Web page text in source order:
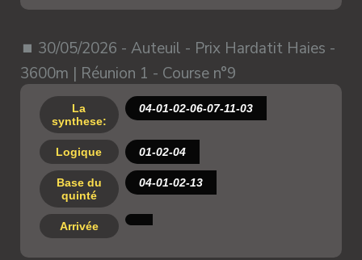
⏹ 30/05/2026 - Auteuil - Prix Hardatit Haies -
3600m | Réunion 1 - Course n°9
La
synthese:
04-01-02-06-07-11-03
Logique 01-02-04
Base du
quinté
04-01-02-13
Arrivée